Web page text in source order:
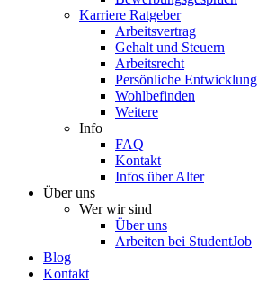
Karriere Ratgeber
Arbeitsvertrag
Gehalt und Steuern
Arbeitsrecht
Persönliche Entwicklung
Wohlbefinden
Weitere
Info
FAQ
Kontakt
Infos über Alter
Über uns
Wer wir sind
Über uns
Arbeiten bei StudentJob
Blog
Kontakt